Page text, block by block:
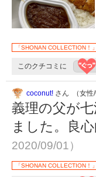
「SHONAN COLLECTION！
このクチコミに
coconut! さん （女性/
義理の父が
ました。良
2020/09/01）
「SHONAN COLLECTION！